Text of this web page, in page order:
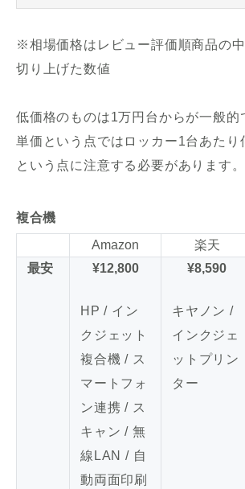
※相場価格はレビュー評価順商品の
切り上げた数値
低価格のものは1万円台からが一般的
単価という点ではロッカー1台あたり
という点に注意する必要があります。
複合機
Amazon
楽天
最安
¥12,800
HP / イン
クジェット
複合機 / ス
マートフォ
ン連携 / ス
キャン / 無
線LAN / 自
動両面印刷
¥8,590
キヤノン /
インクジェ
ットプリン
ター